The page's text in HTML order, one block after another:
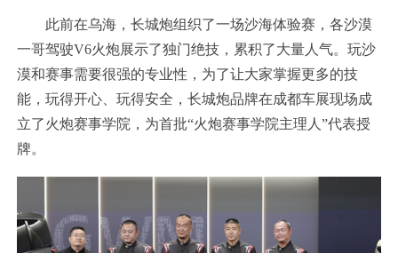
此前在乌海，长城炮组织了一场沙海体验赛，各沙漠
一哥驾驶V6火炮展示了独门绝技，累积了大量人气。玩沙
漠和赛事需要很强的专业性，为了让大家掌握更多的技
能，玩得开心、玩得安全，长城炮品牌在成都车展现场成
立了火炮赛事学院，为首批“火炮赛事学院主理人”代表授
牌。